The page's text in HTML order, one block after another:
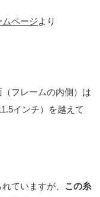
ページより
フレームの内側）は
インチ）を越えて
ていますが、 この糸